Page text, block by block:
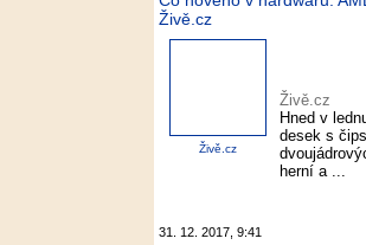
Živě.cz
Živě.cz
Živě.cz
Hned v
desek s
herní a ...
31. 12. 2017, 9:41